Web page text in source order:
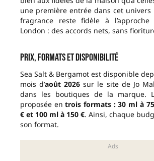
une première entrée dans cet univers
fragrance reste fidèle à
London : des accords nets, sans
Prix, formats et disponibilité
Sea Salt & Bergamot est disponible
mois d’août 2026 sur le site de Jo
dans les boutiques de la marque.
proposée entrois formats : 30 ml à
€ et 100 ml à 150 €. Ainsi, chaque
son format.